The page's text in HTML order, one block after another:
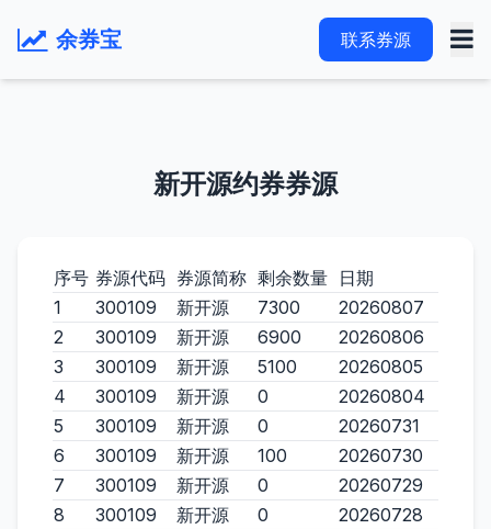
余券宝 联系券源
新开源约券券源
序号 券源代码 券源简称 剩余数量 日期
1
300109 新开源 7300
20260807
2
300109 新开源 6900
20260806
3
300109 新开源 5100
20260805
4
300109 新开源 0
20260804
5
300109 新开源 0
20260731
6
300109 新开源 100
20260730
7
300109 新开源 0
20260729
8
300109 新开源 0
20260728